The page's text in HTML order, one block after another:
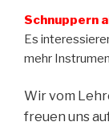
Schnuppern
Es
mehr
Wir vom
freuen uns